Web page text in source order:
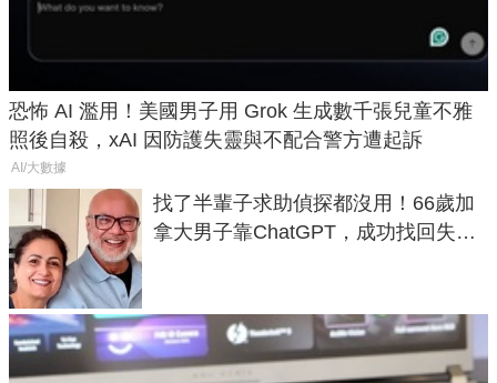
恐怖 AI 濫用！美國男子用 Grok 生成數千張兒童不雅
照後自殺，xAI 因防護失靈與不配合警方遭起訴
AI/大數據
找了半輩子求助偵探都沒用！66歲加
拿大男子靠ChatGPT，成功找回失散